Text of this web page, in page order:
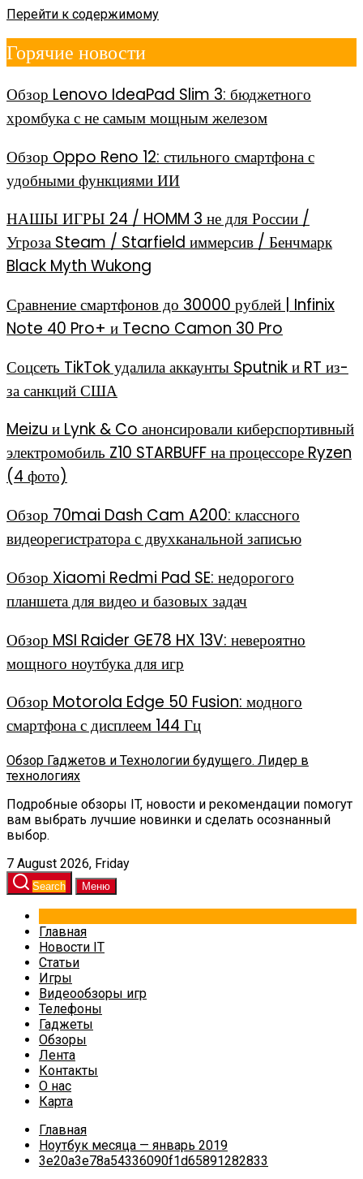
Перейти к содержимому
Горячие новости
Обзор Lenovo IdeaPad Slim 3: бюджетного
хромбука с не самым мощным железом
Обзор Oppo Reno 12: стильного смартфона с
удобными функциями ИИ
НАШЫ ИГРЫ 24 / HOMM 3 не для России /
Угроза Steam / Starfield иммерсив / Бенчмарк
Black Myth Wukong
Сравнение смартфонов до 30000 рублей | Infinix
Note 40 Pro+ и Tecno Camon 30 Pro
Соцсеть TikTok удалила аккаунты Sputnik и RT из-
за санкций США
Meizu и Lynk & Co анонсировали киберспортивный
электромобиль Z10 STARBUFF на процессоре Ryzen
(4 фото)
Обзор 70mai Dash Cam A200: классного
видеорегистратора с двухканальной записью
Обзор Xiaomi Redmi Pad SE: недорогого
планшета для видео и базовых задач
Обзор MSI Raider GE78 HX 13V: невероятно
мощного ноутбука для игр
Обзор Motorola Edge 50 Fusion: модного
смартфона с дисплеем 144 Гц
Обзор Гаджетов и Технологии будущего. Лидер в
технологиях
Подробные обзоры IT, новости и рекомендации помогут
вам выбрать лучшие новинки и сделать осознанный
выбор.
7 August 2026, Friday
Search Меню
Главная
Новости IT
Статьи
Игры
Видеообзоры игр
Телефоны
Гаджеты
Обзоры
Лента
Контакты
О нас
Карта
Главная
Ноутбук месяца — январь 2019
3e20a3e78a54336090f1d65891282833